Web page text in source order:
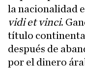
la nacionalidad
vidi et vinci.
título
después de
por el dinero